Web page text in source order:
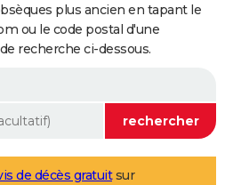
plus ancien en tapant le
ou le code postal d'une
recherche ci-dessous.
de décès gratuitsur